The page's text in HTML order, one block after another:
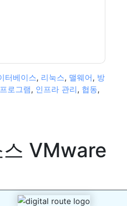
터베이스, 리눅스, 맬웨어, 방
로그램, 인프라 관리, 협동,
VMware